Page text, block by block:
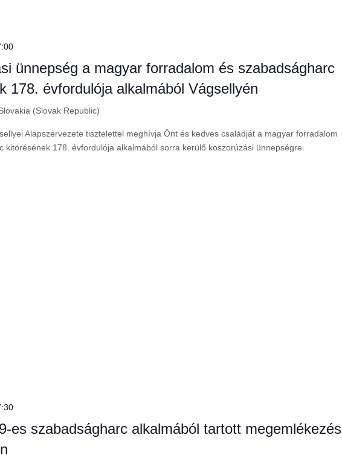
ünnepség a magyar forradalom és szabadságharc
178. évfordulója alkalmából Vágsellyén
(Slovak Republic)
Alapszervezete tisztelettel meghívja Önt és kedves családját a magyar forradalom
kitörésének 178. évfordulója alkalmából sorra kerülő koszorúzási ünnepségre.
es szabadságharc alkalmából tartott megemlékezés